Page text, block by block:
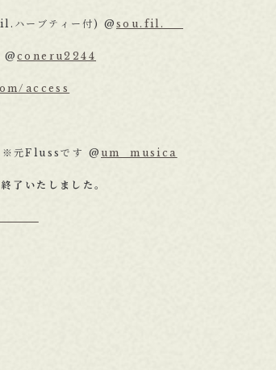
ーブティー付) @ sou.fil.__
@ coneru2244
access
元Flussです @ um_musica
了いたしました。